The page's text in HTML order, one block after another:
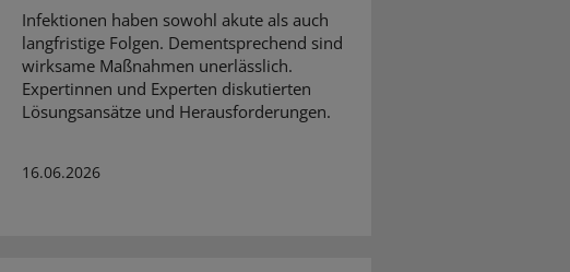
Infektionen haben sowohl akute als auch
langfristige Folgen. Dementsprechend sind
wirksame Maßnahmen unerlässlich.
Expertinnen und Experten diskutierten
Lösungsansätze und Herausforderungen.
16.06.2026